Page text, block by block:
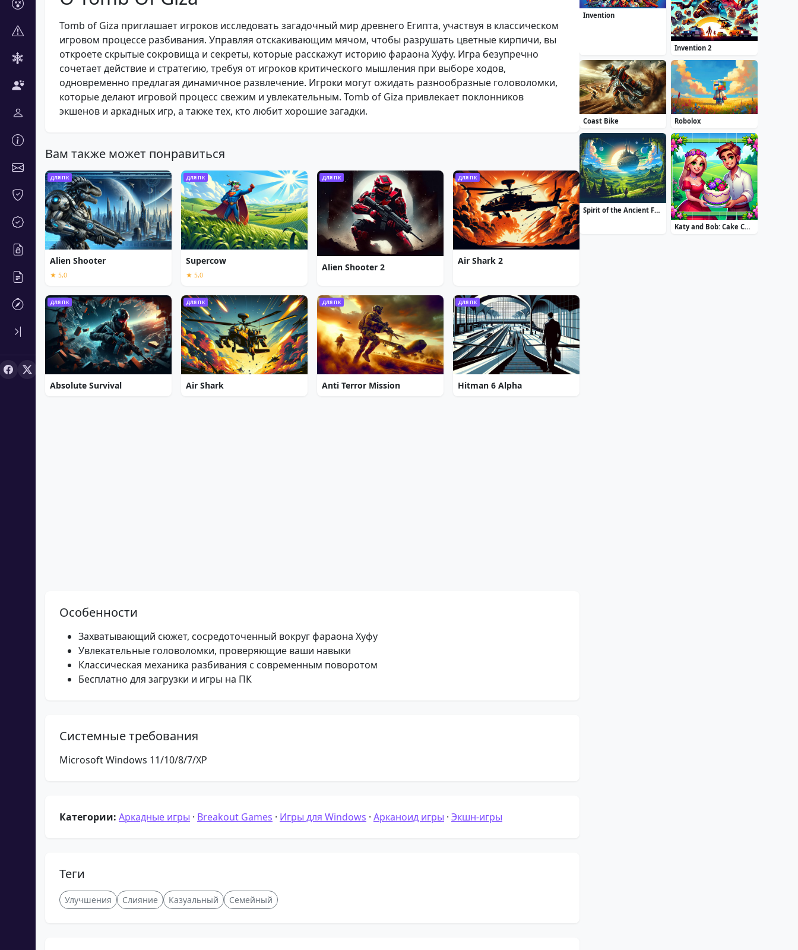
Tomb of Giza приглашает игроков исследовать загадочный мир древнего Египта, участвуя в классическом
игровом процессе разбивания. Управляя отскакивающим мячом, чтобы разрушать цветные кирпичи, вы
откроете скрытые сокровища и секреты, которые расскажут историю фараона Хуфу. Игра безупречно
сочетает действие и стратегию, требуя от игроков критического мышления при выборе ходов,
одновременно предлагая динамичное развлечение. Игроки могут ожидать разнообразные головоломки,
которые делают игровой процесс свежим и увлекательным. Tomb of Giza привлекает поклонников
экшенов и аркадных игр, а также тех, кто любит хорошие загадки.
Вам также может понравиться
ДЛЯ ПК
Alien Shooter
★ 5,0
ДЛЯ ПК
Supercow
★ 5,0
ДЛЯ ПК
Alien Shooter 2
ДЛЯ ПК
Air Shark 2
ДЛЯ ПК
Absolute Survival
ДЛЯ ПК
Air Shark
ДЛЯ ПК
Anti Terror Mission
ДЛЯ ПК
Hitman 6 Alpha
Особенности
Захватывающий сюжет, сосредоточенный вокруг фараона Хуфу
Увлекательные головоломки, проверяющие ваши навыки
Классическая механика разбивания с современным поворотом
Бесплатно для загрузки и игры на ПК
Системные требования
Microsoft Windows 11/10/8/7/XP
Категории: Аркадные игры · Breakout Games · Игры для Windows · Арканоид игры · Экшн-игры
Теги
Улучшения Слияние Казуальный Семейный
Invention
Invention 2
Coast Bike Robolox
Spirit of the Ancient Forest
Katy and Bob: Cake Cafe